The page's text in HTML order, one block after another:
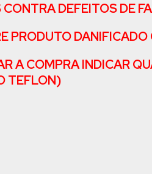
DEFEITOS DE
PRODUTO DANIFICADO
A COMPRA INDICAR
TEFLON)